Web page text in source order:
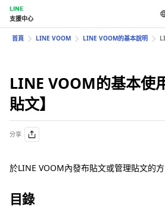
LINE
支援中心
首頁 LINE VOOM LINE VOOM的基本說明
LINE VOOM的基本使
貼文】
分享
於LINE VOOM內發布貼文或管理貼文的
目錄